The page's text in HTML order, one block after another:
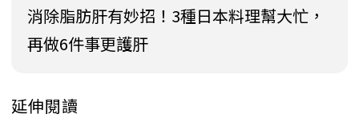
消除脂肪肝有妙招！3種日本料理幫大忙，
再做6件事更護肝
延伸閱讀